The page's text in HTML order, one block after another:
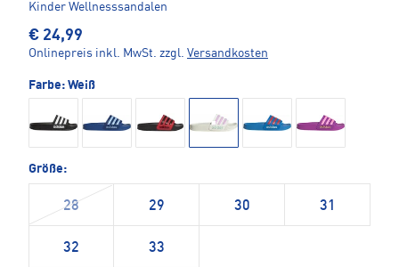
Kinder Wellnesssandalen
€ 24,99
Onlinepreis inkl. MwSt. zzgl. Versandkosten
Farbe: Weiß
Größe:
28 29 30 31
32 33